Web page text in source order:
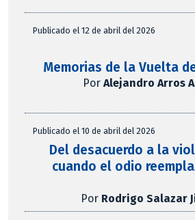
Publicado el 12 de abril del 2026
Memorias de la Vuelta
PorAlejandro Arros
Publicado el 10 de abril del 2026
Del desacuerdo a la
cuando el odio
Por Rodrigo Salazar